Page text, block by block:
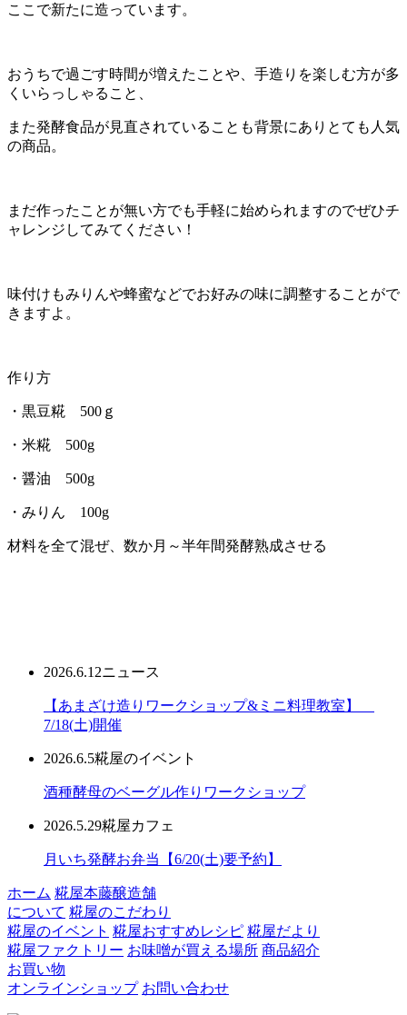
ここで新たに造っています。
おうちで過ごす時間が増えたことや、手造りを楽しむ方が多
くいらっしゃること、
また発酵食品が見直されていることも背景にありとても人気
の商品。
まだ作ったことが無い方でも手軽に始められますのでぜひチ
ャレンジしてみてください！
味付けもみりんや蜂蜜などでお好みの味に調整することがで
きますよ。
作り方
・黒豆糀 500ｇ
・米糀 500g
・醤油 500g
・みりん 100g
材料を全て混ぜ、数か月～半年間発酵熟成させる
2026.6.12ニュース
【あまざけ造りワークショップ&ミニ料理教室】
7/18(土)開催
2026.6.5糀屋のイベント
酒種酵母のベーグル作りワークショップ
2026.5.29糀屋カフェ
月いち発酵お弁当【6/20(土)要予約】
ホーム 糀屋本藤醸造舗
について 糀屋のこだわり
糀屋のイベント 糀屋おすすめレシピ 糀屋だより
糀屋ファクトリー お味噌が買える場所 商品紹介
お買い物
オンラインショップ お問い合わせ